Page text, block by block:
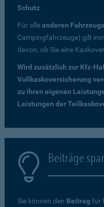
Schutz.
Für alleanderen
Campingfahrzeuge) gilt
davon, ob Sie eine
Wird zusätzlich zur Kfz-
Vollkaskoversicherung
zu ihren eigenen
Leistungen der
Beiträge
Sie können den Beitrag für